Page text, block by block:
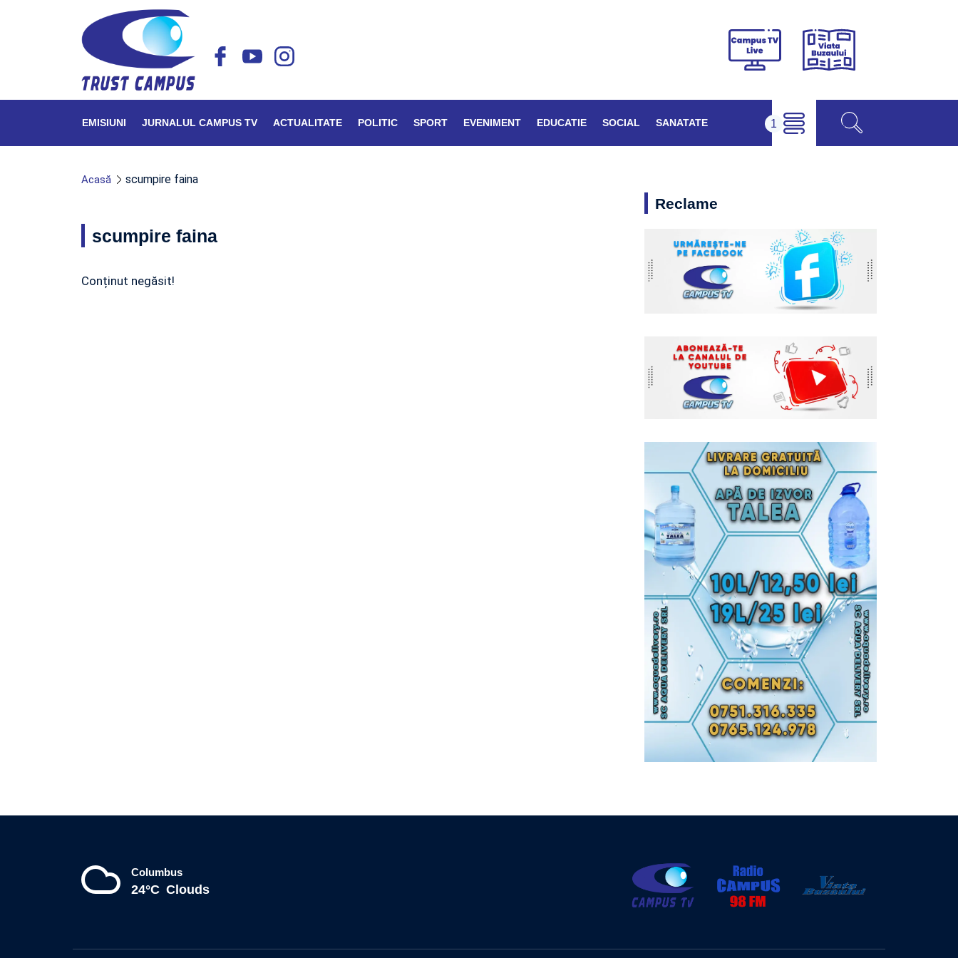
Campus
Viața
EMISIUNI JURNALUL CAMPUS TV ACTUALITATE POLITIC SPORT EVENIMENT EDUCATIE SOCIAL SANATATE
Acasă scumpire faina
scumpire faina
Conținut negăsit!
Reclame
Columbus
24°C Clouds